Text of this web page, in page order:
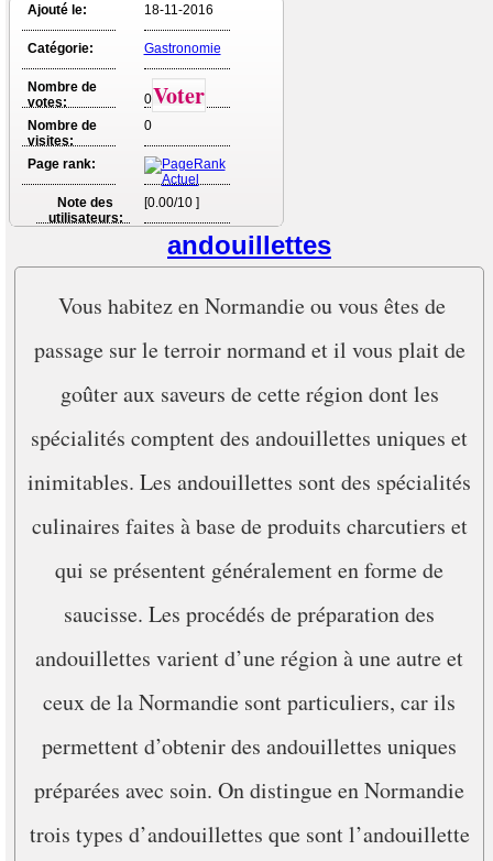
Ajouté le: 18-11-2016
Catégorie: Gastronomie
Nombre de
votes:
0Voter
Nombre de
visites:
0
Page rank:
Note des
utilisateurs:
[0.00/10 ]
andouillettes
Vous habitez en Normandie ou vous êtes de
passage sur le terroir normand et il vous plait de
goûter aux saveurs de cette région dont les
spécialités comptent des andouillettes uniques et
inimitables. Les andouillettes sont des spécialités
culinaires faites à base de produits charcutiers et
qui se présentent généralement en forme de
saucisse. Les procédés de préparation des
andouillettes varient d’une région à une autre et
ceux de la Normandie sont particuliers, car ils
permettent d’obtenir des andouillettes uniques
préparées avec soin. On distingue en Normandie
trois types d’andouillettes que sont l’andouillette